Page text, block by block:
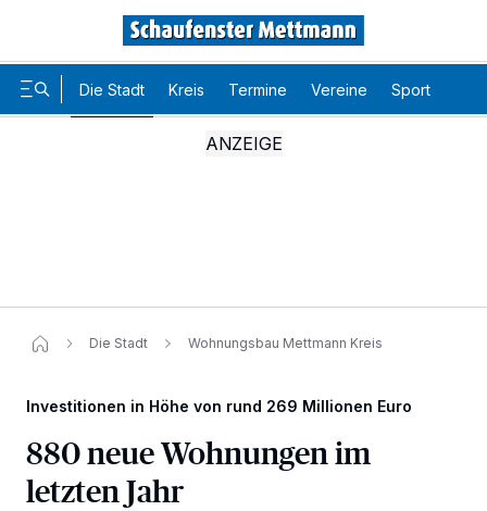
Die Stadt Kreis Termine Vereine Sport
Die Stadt Wohnungsbau Mettmann Kreis
Investitionen in Höhe von rund 269 Millionen Euro
880 neue Wohnungen im
letzten Jahr